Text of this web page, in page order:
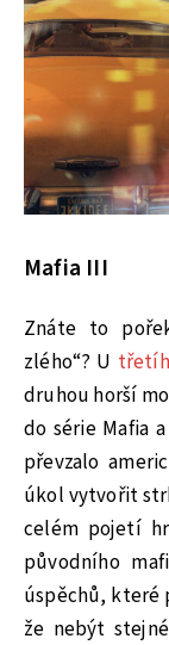
Mafia III
Znáte to
zlého“? U
druhou horší
do série Mafia
převzalo
úkol vytvořit
celém pojetí
původního
úspěchů, které
že nebýt